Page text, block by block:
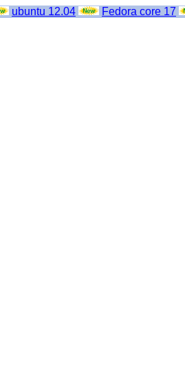
ubuntu 12.04 Fedora core 17